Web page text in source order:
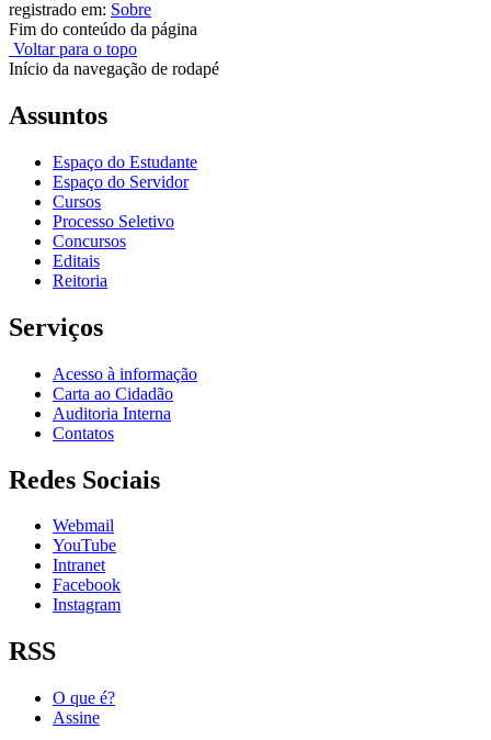
registrado em: Sobre
Fim do conteúdo da página
Voltar para o topo
Início da navegação de rodapé
Assuntos
Espaço do Estudante
Espaço do Servidor
Cursos
Processo Seletivo
Concursos
Editais
Reitoria
Serviços
Acesso à informação
Carta ao Cidadão
Auditoria Interna
Contatos
Redes Sociais
Webmail
YouTube
Intranet
Facebook
Instagram
RSS
O que é?
Assine